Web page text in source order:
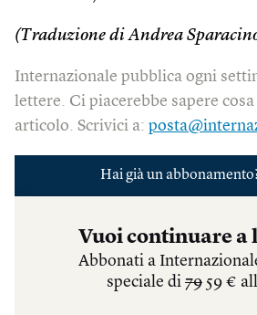
(Traduzione di Andrea
Internazionale pubblica ogni
lettere. Ci piacerebbe sapere
articolo. Scrivici a: